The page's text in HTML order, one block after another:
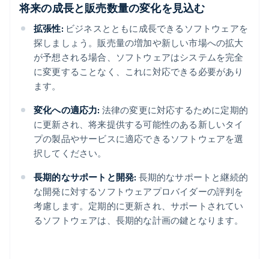
将来の成長と販売数量の変化を見込む
拡張性: ビジネスとともに成長できるソフトウェアを
探しましょう。販売量の増加や新しい市場への拡大
が予想される場合、ソフトウェアはシステムを完全
に変更することなく、これに対応できる必要があり
ます。
変化への適応力: 法律の変更に対応するために定期的
に更新され、将来提供する可能性のある新しいタイ
プの製品やサービスに適応できるソフトウェアを選
択してください。
長期的なサポートと開発: 長期的なサポートと継続的
な開発に対するソフトウェアプロバイダーの評判を
考慮します。定期的に更新され、サポートされてい
るソフトウェアは、長期的な計画の鍵となります。